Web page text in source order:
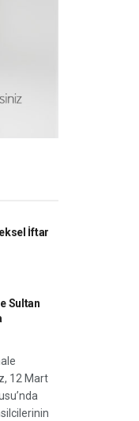
İftar
Sultan
12 Mart